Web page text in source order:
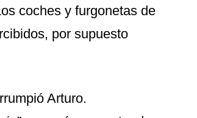
coches y furgonetas de
por supuesto
Arturo.